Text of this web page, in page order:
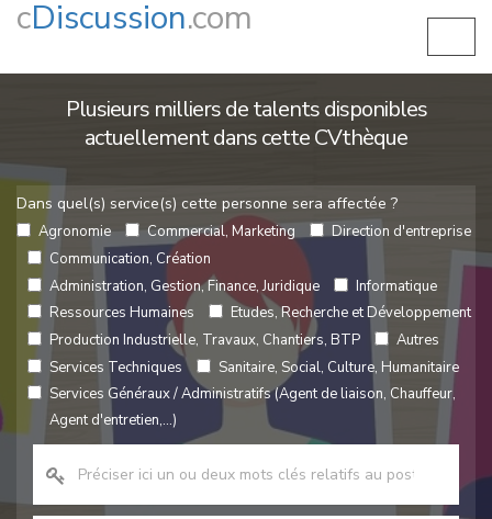
cDiscussion.com
Plusieurs milliers de talents disponibles
actuellement dans cette CVthèque
Dans quel(s) service(s) cette personne sera affectée ?
Agronomie Commercial, Marketing
Direction d'entreprise
Communication, Création
Administration, Gestion, Finance, Juridique
Informatique
Ressources Humaines
Etudes, Recherche et Développement
Production Industrielle, Travaux, Chantiers, BTP
Autres
Services Techniques
Sanitaire, Social, Culture, Humanitaire
Services Généraux / Administratifs (Agent de liaison, Chauffeur,
Agent d'entretien,...)